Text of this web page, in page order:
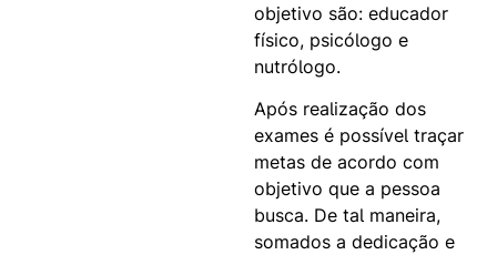
objetivo são: educador
físico, psicólogo e
nutrólogo.
Após realização dos
exames é possível traçar
metas de acordo com
objetivo que a pessoa
busca. De tal maneira,
somados a dedicação e